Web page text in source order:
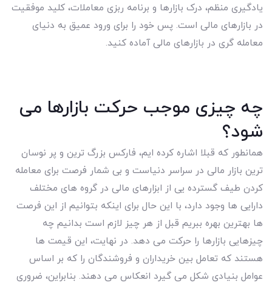
یادگیری منظم، درک بازارها و برنامه ربزی معاملات، کلید موفقیت
در بازارهای مالی است. پس خود را برای ورود عمیق به دنیای
معامله گری در بازارهای مالی آماده کنید.
چه چیزی موجب حرکت بازارها می
شود؟
همانطور که قبلا اشاره کرده ایم، فارکس بزرگ ترین و پر نوسان
ترین بازار مالی در سراسر دنیاست و بی شمار فرصت برای معامله
کردن طیف گسترده یی از ابزارهای مالی در گروه های مختلف
دارایی ها وجود دارد، با این حال برای اینکه بتوانیم از این فرصت
ها بهترین بهره ببریم قبل از هر چیز لازم است بدانیم چه
چیزهایی بازارها را حرکت می دهد. در نهایت، این قیمت ها
هستند که تعامل بین خریداران و فروشندگان را که بر اساس
عوامل بنیادی شکل می گیرد انعکاس می دهند. بنابراین، ضروری